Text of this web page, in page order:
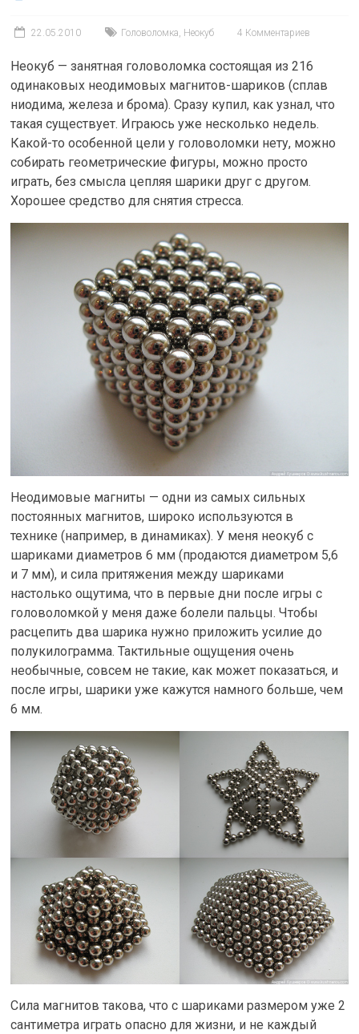
22.05.2010 Головоломка, Неокуб 4 Комментариев
Неокуб — занятная головоломка состоящая из 216
одинаковых неодимовых магнитов-шариков (сплав
ниодима, железа и брома). Сразу купил, как узнал, что
такая существует. Играюсь уже несколько недель.
Какой-то особенной цели у головоломки нету, можно
собирать геометрические фигуры, можно просто
играть, без смысла цепляя шарики друг с другом.
Хорошее средство для снятия стресса.
Неодимовые магниты — одни из самых сильных
постоянных магнитов, широко используются в
технике (например, в динамиках). У меня неокуб с
шариками диаметров 6 мм (продаются диаметром 5,6
и 7 мм), и сила притяжения между шариками
настолько ощутима, что в первые дни после игры с
головоломкой у меня даже болели пальцы. Чтобы
расцепить два шарика нужно приложить усилие до
полукилограмма. Тактильные ощущения очень
необычные, совсем не такие, как может показаться, и
после игры, шарики уже кажутся намного больше, чем
6 мм.
Сила магнитов такова, что с шариками размером уже 2
сантиметра играть опасно для жизни, и не каждый